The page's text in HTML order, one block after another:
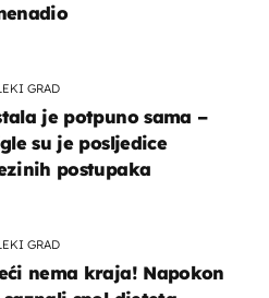
GRAD
je potpuno sama –
su je posljedice
postupaka
GRAD
nema kraja! Napokon